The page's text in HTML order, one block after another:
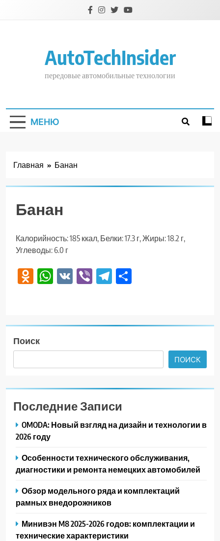
AutoTechInsider
передовые автомобильные технологии
МЕНЮ
Главная Банан
Банан
Калорийность: 185 ккал, Белки: 17.3 г, Жиры: 18.2 г,
Углеводы: 6.0 г
Odnoklassniki
WhatsApp
VK ViberTelegram
Поиск
ПОИСК
Последние Записи
OMODA: Новый взгляд на дизайн и технологии в
2026 году
Особенности технического обслуживания,
диагностики и ремонта немецких автомобилей
Обзор модельного ряда и комплектаций
рамных внедорожников
Минивэн M8 2025-2026 годов: комплектации и
технические характеристики